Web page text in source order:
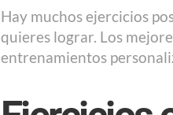
Hay muchos ejercicios
quieres lograr. Los
entrenamientos